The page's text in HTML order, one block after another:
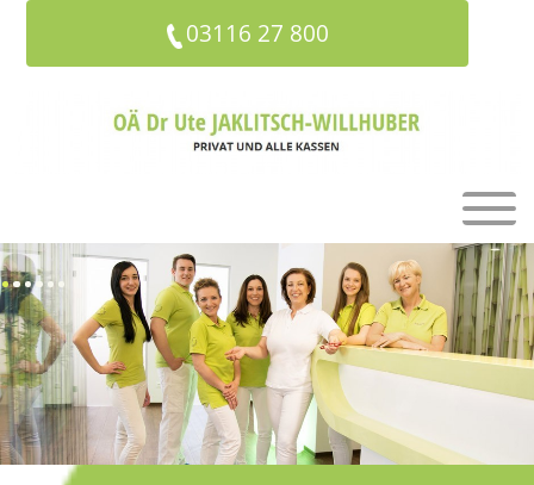
03116 27 800